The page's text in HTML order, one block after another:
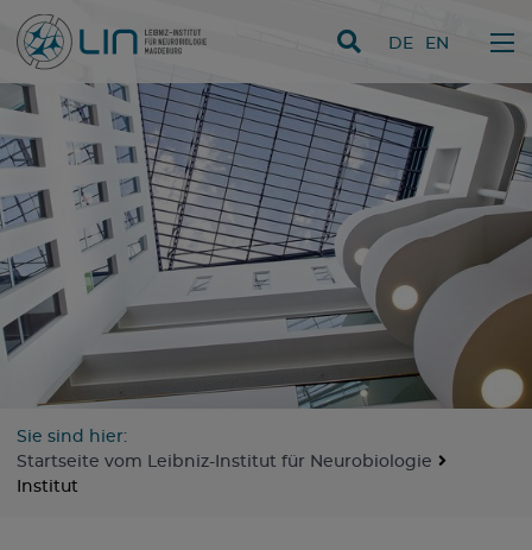
Direkt zum Inhalt
DE EN
Sie sind hier:
Startseite vom Leibniz-Institut für Neurobiologie
Institut